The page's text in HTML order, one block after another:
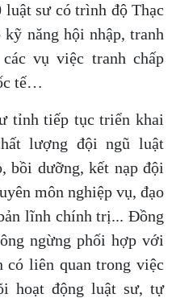
sư có trình độ Thạc
năng hội nhập, tranh
vụ việc tranh chấp
tế…
tỉnh tiếp tục triển khai
lượng đội ngũ luật
bồi dưỡng, kết nạp đội
môn nghiệp vụ, đạo
lĩnh chính trị... Đồng
ngừng phối hợp với
có liên quan trong việc
hoạt động luật sư, tự